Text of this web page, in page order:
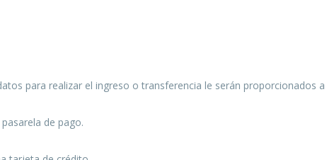
para realizar el ingreso o transferencia le serán proporcionados
de pago.